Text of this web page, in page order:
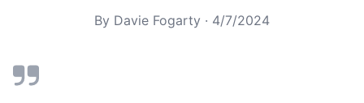
By Davie Fogarty · 4/7/2024